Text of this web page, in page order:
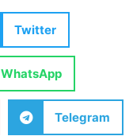
Twitter
WhatsApp
Telegram